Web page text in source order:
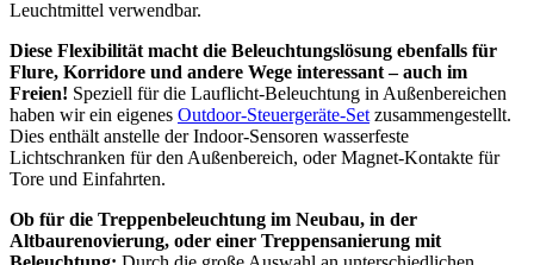
Leuchtmittel verwendbar.
Diese Flexibilität macht die Beleuchtungslösung ebenfalls für
Flure, Korridore und andere Wege interessant – auch im
Freien! Speziell für die Lauflicht-Beleuchtung in Außenbereichen
haben wir ein eigenes Outdoor-Steuergeräte-Set zusammengestellt.
Dies enthält anstelle der Indoor-Sensoren wasserfeste
Lichtschranken für den Außenbereich, oder Magnet-Kontakte für
Tore und Einfahrten.
Ob für die Treppenbeleuchtung im Neubau, in der
Altbaurenovierung, oder einer Treppensanierung mit